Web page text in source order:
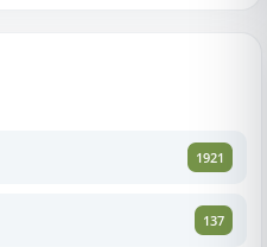
1921
137